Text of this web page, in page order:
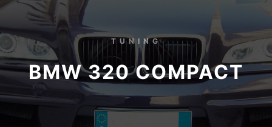
TUNING
BMW 320 COMPACT